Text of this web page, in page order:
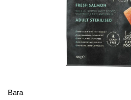
Вага